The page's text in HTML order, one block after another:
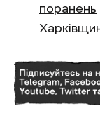
поранень